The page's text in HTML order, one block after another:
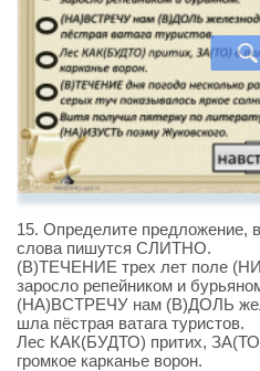
15. Определите предложение,
слова пишутся СЛИТНО.
(В)ТЕЧЕНИЕ трех лет поле
заросло репейником и
(НА)ВСТРЕЧУ нам (В)ДОЛЬ
шла пёстрая ватага туристов.
Лес КАК(БУДТО) притих,
громкое карканье ворон.